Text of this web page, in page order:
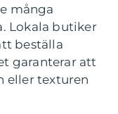
många
Lokala butiker
beställa
garanterar att
eller texturen